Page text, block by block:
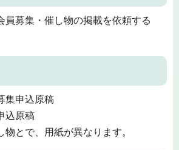
員募集・催し物の掲載を依頼する
集申込原稿
込原稿
とで、用紙が異なります。